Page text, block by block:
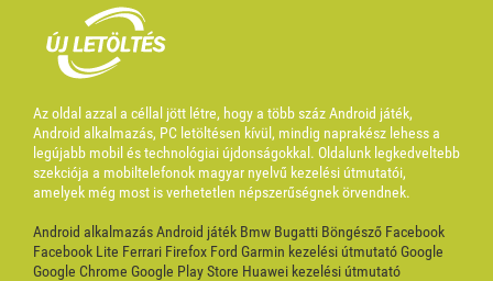
Az oldal azzal a céllal jött létre, hogy a több száz Android játék,
Android alkalmazás, PC letöltésen kívül, mindig naprakész lehess a
legújabb mobil és technológiai újdonságokkal. Oldalunk legkedveltebb
szekciója a mobiltelefonok magyar nyelvű kezelési útmutatói,
amelyek még most is verhetetlen népszerűségnek örvendnek.
Android alkalmazásAndroid játék Bmw Bugatti Böngésző Facebook
Facebook Lite Ferrari Firefox Ford Garmin kezelési útmutatóGoogle
Google Chrome Google Play Store Huawei kezelési útmutató